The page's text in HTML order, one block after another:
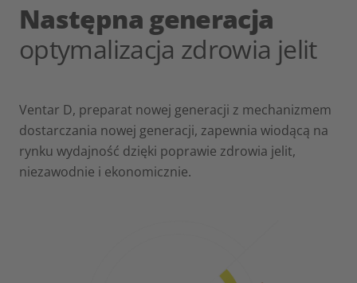
Następna generacja
optymalizacja zdrowia jelit
Ventar D, preparat nowej generacji z mechanizmem
dostarczania nowej generacji, zapewnia wiodącą na
rynku wydajność dzięki poprawie zdrowia jelit,
niezawodnie i ekonomicznie.